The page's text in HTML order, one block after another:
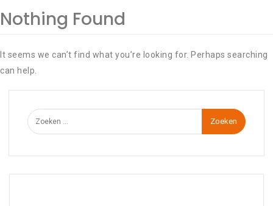
Nothing Found
It seems we can’t find what you’re looking for. Perhaps searching
can help.
Zoeken
naar: